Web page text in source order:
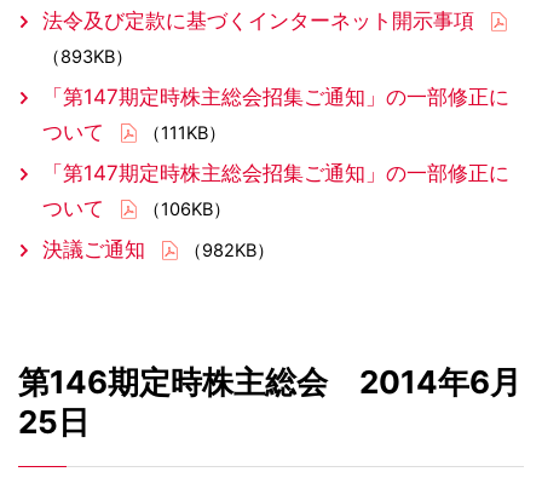
法令及び定款に基づくインターネット開示事項
（893KB）
「第147期定時株主総会招集ご通知」の一部修正に
ついて
（111KB）
「第147期定時株主総会招集ご通知」の一部修正に
ついて
（106KB）
決議ご通知 （982KB）
第146期定時株主総会 2014年6月
25日